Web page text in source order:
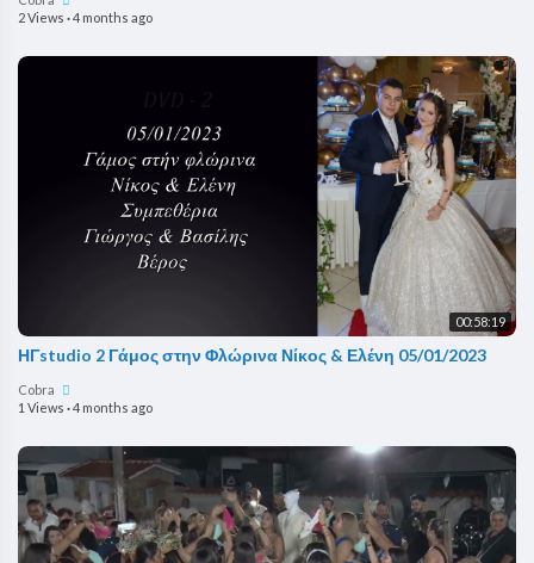
2 Views ·4 months ago
00:58:19
ΗΓstudio 2 Γάμος στην Φλώρινα Νίκος & Ελένη 05/01/2023
Cobra
1 Views ·4 months ago